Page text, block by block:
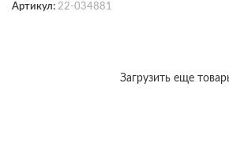
Артикул: 22-034881
Загрузить еще